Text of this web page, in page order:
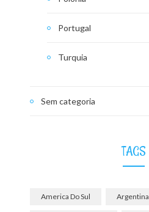
Portugal
Turquia
Sem categoria
TAGS
America Do Sul Argentina